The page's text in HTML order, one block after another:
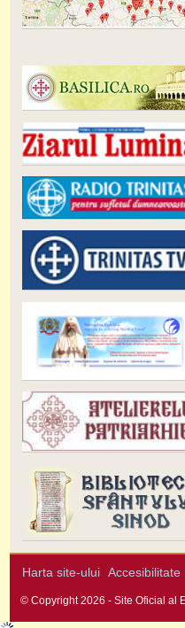
Harta site-ului Accesibilitate
© Copyright 2026 - Site Oficial al